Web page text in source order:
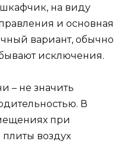
на виду
и основная
вариант, обычно
исключения.
– не значить
В
при
воздух